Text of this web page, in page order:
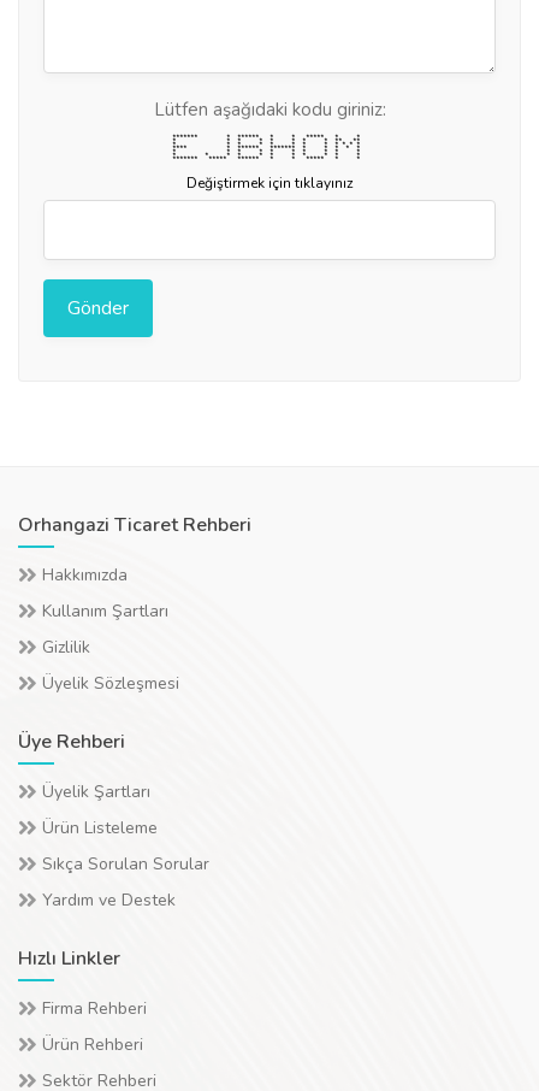
Lütfen aşağıdaki kodu giriniz:
******* * ****** * * ***** * *
* * * * * * * * ** **
* * * * * * * * * * * *
**** * ****** ******* * * * * *
* * * * * * * * * *
* * * * * * * * * * *
******* ***** ****** * * ***** * *
Değiştirmek için tıklayınız
Orhangazi Ticaret Rehberi
Hakkımızda
Kullanım Şartları
Gizlilik
Üyelik Sözleşmesi
Üye Rehberi
Üyelik Şartları
Ürün Listeleme
Sıkça Sorulan Sorular
Yardım ve Destek
Hızlı Linkler
Firma Rehberi
Ürün Rehberi
Sektör Rehberi